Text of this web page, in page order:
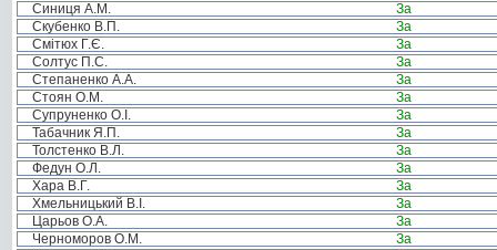
Синиця А.М.
За
Скубенко В.П.
За
Смітюх Г.Є.
За
Солтус П.С.
За
Степаненко А.А.
За
Стоян О.М.
За
Супруненко О.І.
За
Табачник Я.П.
За
Толстенко В.Л.
За
Федун О.Л.
За
Хара В.Г.
За
Хмельницький В.І.
За
Царьов О.А.
За
Черноморов О.М.
За